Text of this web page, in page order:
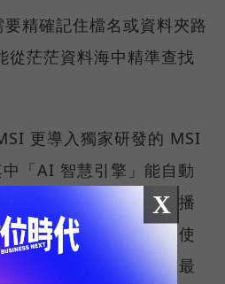
要精確記住檔名或資料夾路
從茫茫資料海中精準查找
更導入獨家研發的 MSI
「AI 智慧引擎」能自動
會議、文書處理、影音播
硬體設定與效能表現，使
，系統便能持續維持在最
X